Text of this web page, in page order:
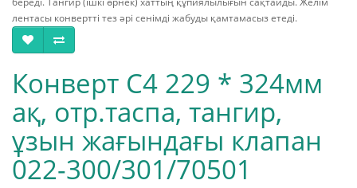
лентасы конвертті тез әрі сенімді жабуды қамтамасыз етеді.
Конверт С4 229 * 324мм
ақ, отр.таспа, тангир,
ұзын жағындағы клапан
022-300/301/70501